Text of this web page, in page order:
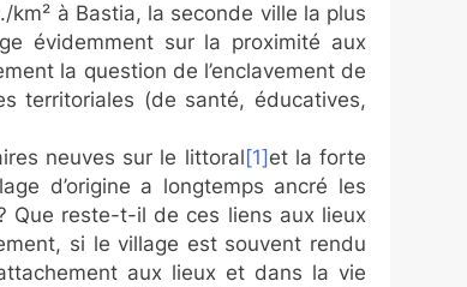
à Bastia, la seconde ville la plus
évidemment sur la proximité aux
la question de l’enclavement de
territoriales (de santé, éducatives,
neuves sur le littoral [1] et la forte
d’origine a longtemps ancré les
Que reste-t-il de ces liens aux lieux
si le village est souvent rendu
aux lieux et dans la vie